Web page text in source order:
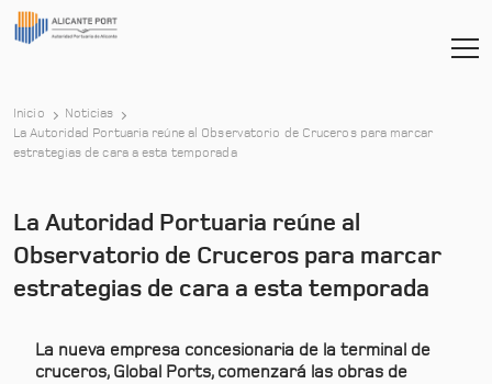
Inicio
Noticias
La Autoridad Portuaria reúne al Observatorio de Cruceros para marcar
estrategias de cara a esta temporada
La Autoridad Portuaria reúne al
Observatorio de Cruceros para marcar
estrategias de cara a esta temporada
La nueva empresa concesionaria de la terminal de
cruceros, Global Ports, comenzará las obras de